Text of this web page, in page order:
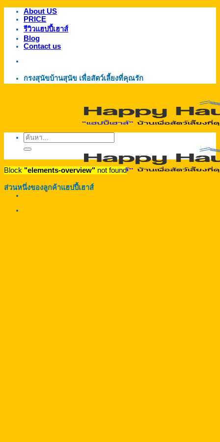
ข้าม
เนื้อหา
About US
PRICE
รีวิวแฮปปี้เฮาส์
Blog
Contact us
กรงสุนัขบ้านสุนัข เพื่อสัตว์เลี้ยงที่คุณรัก
ค้นหา:
Block "elements-overview" not found
ส่วนหนึ่งของลูกค้าแฮปปี้เฮาส์